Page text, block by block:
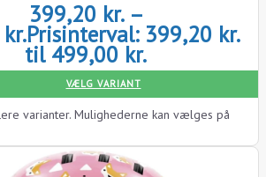
399,20 kr. –
kr.Prisinterval: 399,20 kr.
til 499,00 kr.
VÆLG VARIANT
varianter. Mulighederne kan vælges på